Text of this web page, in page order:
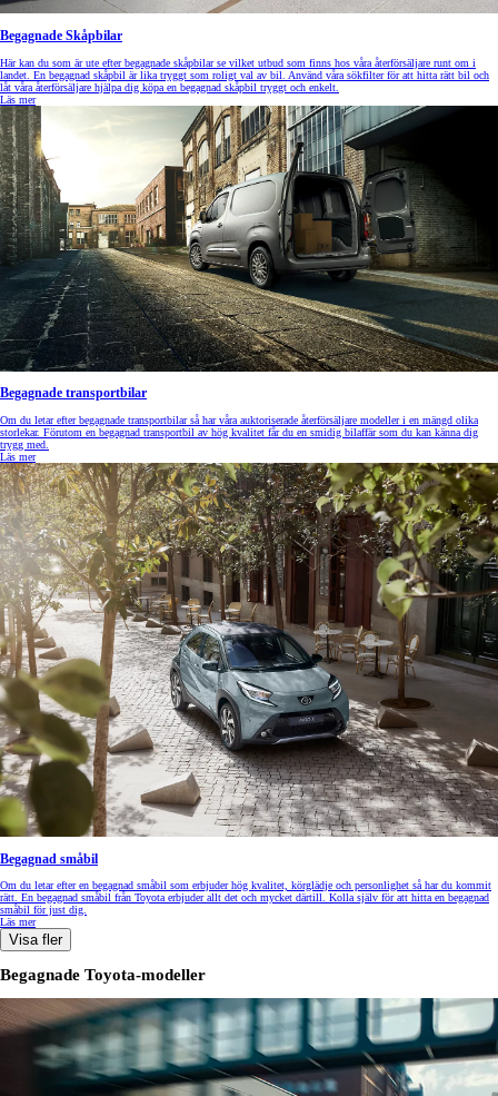
Begagnade Skåpbilar
Här kan du som är ute efter begagnade skåpbilar se vilket utbud som finns hos våra återförsäljare runt om i
landet. En begagnad skåpbil är lika tryggt som roligt val av bil. Använd våra sökfilter för att hitta rätt bil och
låt våra återförsäljare hjälpa dig köpa en begagnad skåpbil tryggt och enkelt.
Läs mer
Begagnade transportbilar
Om du letar efter begagnade transportbilar så har våra auktoriserade återförsäljare modeller i en mängd olika
storlekar. Förutom en begagnad transportbil av hög kvalitet får du en smidig bilaffär som du kan känna dig
trygg med.
Läs mer
Begagnad småbil
Om du letar efter en begagnad småbil som erbjuder hög kvalitet, körglädje och personlighet så har du kommit
rätt. En begagnad småbil från Toyota erbjuder allt det och mycket därtill. Kolla själv för att hitta en begagnad
småbil för just dig.
Läs mer
Visa fler
Begagnade Toyota-modeller